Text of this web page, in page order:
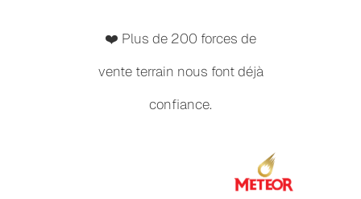
❤️ Plus de 200 forces de
vente terrain nous font déjà
confiance.